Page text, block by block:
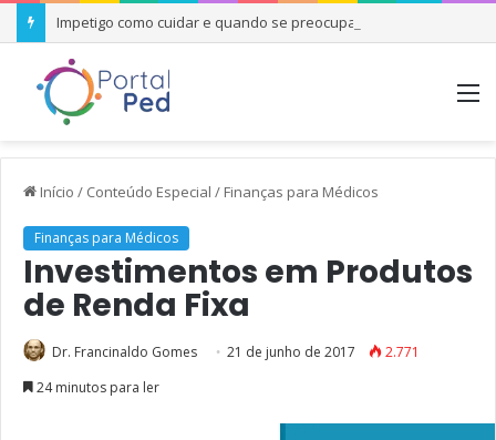
Impetigo como cuidar e quando se preocupar
Início / Conteúdo Especial / Finanças para Médicos
Finanças para Médicos
Investimentos em Produtos
de Renda Fixa
Dr. Francinaldo Gomes 21 de junho de 2017
2.771
24 minutos para ler